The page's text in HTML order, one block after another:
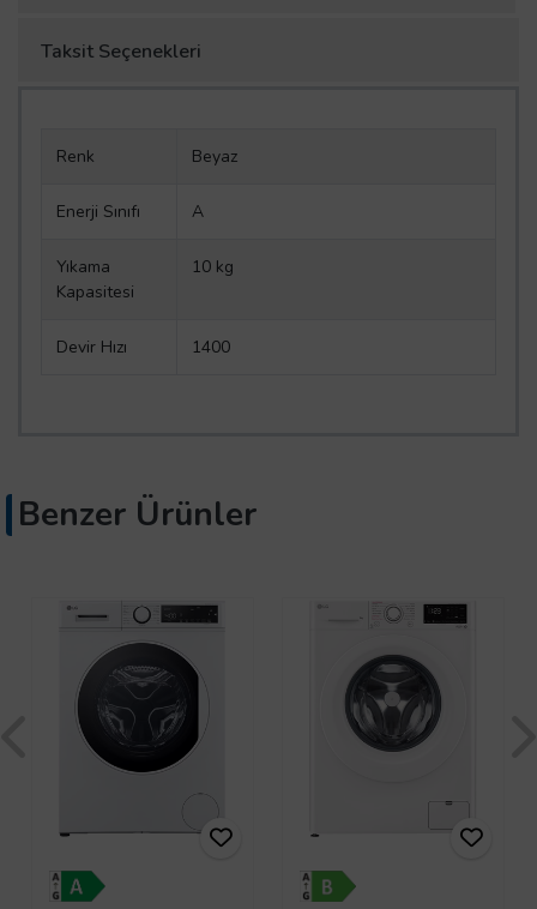
Taksit Seçenekleri
Renk Beyaz
Enerji Sınıfı A
Yıkama
Kapasitesi
10 kg
Devir Hızı 1400
Benzer Ürünler